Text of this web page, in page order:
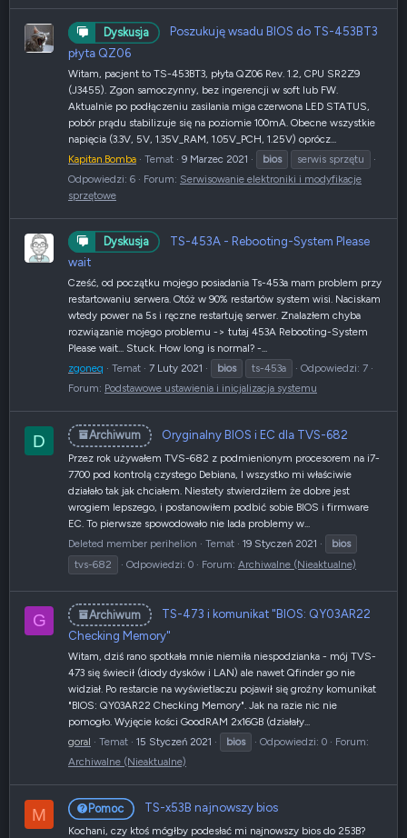
Dyskusja
Poszukuję wsadu BIOS do TS-453BT3
płyta QZ06
Witam, pacjent to TS-453BT3, płyta QZ06 Rev. 1.2, CPU SR2Z9
(J3455). Zgon samoczynny, bez ingerencji w soft lub FW.
Aktualnie po podłączeniu zasilania miga czerwona LED STATUS,
pobór prądu stabilizuje się na poziomie 100mA. Obecne wszystkie
napięcia (3.3V, 5V, 1.35V_RAM, 1.05V_PCH, 1.25V) oprócz...
Kapitan.Bomba
Temat 9 Marzec 2021 bios
serwis sprzętu
Odpowiedzi: 6
Forum: Serwisowanie elektroniki i modyfikacje
sprzętowe
Dyskusja
TS-453A - Rebooting-System Please
wait
Cześć, od początku mojego posiadania Ts-453a mam problem przy
restartowaniu serwera. Otóż w 90% restartów system wisi. Naciskam
wtedy power na 5s i ręczne restartuję serwer. Znalazłem chyba
rozwiązanie mojego problemu -> tutaj 453A Rebooting-System
Please wait... Stuck. How long is normal? -...
zgoneq
Temat 7 Luty 2021 bios ts-453a
Odpowiedzi: 7
Forum: Podstawowe ustawienia i inicjalizacja systemu
D Archiwum Oryginalny BIOS i EC dla TVS-682
Przez rok używałem TVS-682 z podmienionym procesorem na i7-
7700 pod kontrolą czystego Debiana, I wszystko mi właściwie
działało tak jak chciałem. Niestety stwierdziłem że dobre jest
wrogiem lepszego, i postanowiłem podbić sobie BIOS i firmware
EC. To pierwsze spowodowało nie lada problemy w...
Deleted member perihelion
Temat 19 Styczeń 2021
bios
tvs-682
Odpowiedzi: 0 Forum: Archiwalne (Nieaktualne)
G Archiwum
TS-473 i komunikat "BIOS: QY03AR22
Checking Memory"
Witam, dziś rano spotkała mnie niemiła niespodzianka - mój TVS-
473 się świecił (diody dysków i LAN) ale nawet Qfinder go nie
widział. Po restarcie na wyświetlaczu pojawił się groźny komunikat
"BIOS: QY03AR22 Checking Memory". Jak na razie nic nie
pomogło. Wyjęcie kości GoodRAM 2x16GB (działały...
goral
Temat 15 Styczeń 2021 bios Odpowiedzi: 0
Forum:
Archiwalne (Nieaktualne)
M Pomoc TS-x53B najnowszy bios
Kochani, czy ktoś mógłby podesłać mi najnowszy bios do 253B?